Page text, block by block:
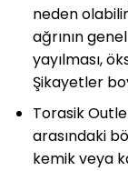
neden
ağrının
yayılması,
Şikayetler
Torasik
arasındaki
kemik veya